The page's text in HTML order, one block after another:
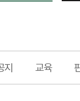
지 교육